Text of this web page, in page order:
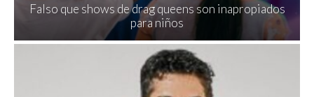
Falso que shows de drag queens son inapropiados
para niños